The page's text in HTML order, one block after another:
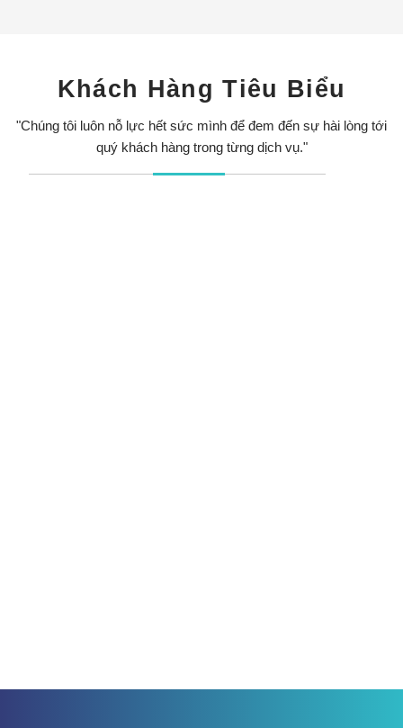
Khách Hàng Tiêu Biểu
"Chúng tôi luôn nỗ lực hết sức mình để đem đến sự hài lòng tới
quý khách hàng trong từng dịch vụ."